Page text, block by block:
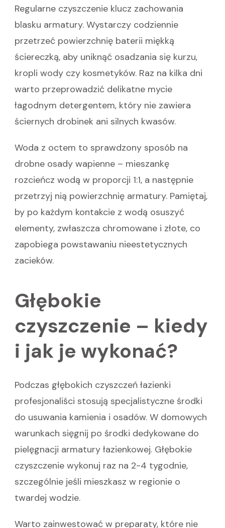
Regularne czyszczenie klucz zachowania
blasku armatury. Wystarczy codziennie
przetrzeć powierzchnię baterii miękką
ściereczką, aby uniknąć osadzania się kurzu,
kropli wody czy kosmetyków. Raz na kilka dni
warto przeprowadzić delikatne mycie
łagodnym detergentem, który nie zawiera
ściernych drobinek ani silnych kwasów.
Woda z octem to sprawdzony sposób na
drobne osady wapienne – mieszankę
rozcieńcz wodą w proporcji 1:1, a następnie
przetrzyj nią powierzchnię armatury. Pamiętaj,
by po każdym kontakcie z wodą osuszyć
elementy, zwłaszcza chromowane i złote, co
zapobiega powstawaniu nieestetycznych
zacieków.
Głębokie
czyszczenie – kiedy
i jak je wykonać?
Podczas głębokich czyszczeń łazienki
profesjonaliści stosują specjalistyczne środki
do usuwania kamienia i osadów. W domowych
warunkach sięgnij po środki dedykowane do
pielęgnacji armatury łazienkowej. Głębokie
czyszczenie wykonuj raz na 2-4 tygodnie,
szczególnie jeśli mieszkasz w regionie o
twardej wodzie.
Warto zainwestować w preparaty, które nie